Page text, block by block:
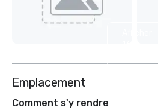
Emplacement
Comment s'y rendre